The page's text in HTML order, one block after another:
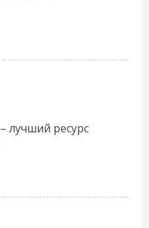
– лучший ресурс